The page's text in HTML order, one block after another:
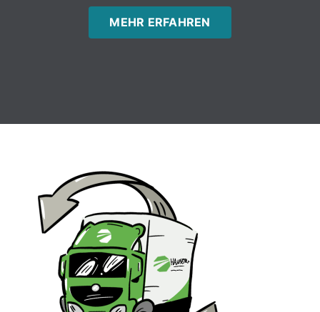
MEHR ERFAHREN